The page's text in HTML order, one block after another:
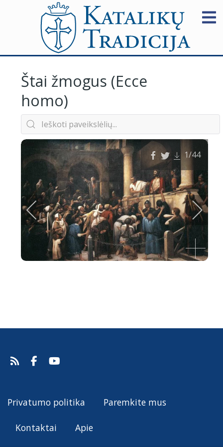
Štai žmogus (Ecce
homo)
1/44
Šaltinis:Web Gallery of Art
Privatumo politika Paremkite mus
Kontaktai Apie